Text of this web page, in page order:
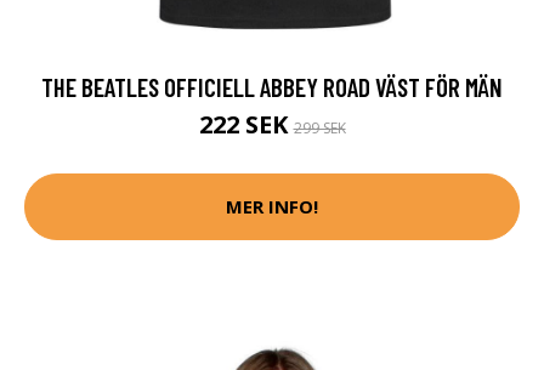
THE BEATLES OFFICIELL ABBEY ROAD VÄST FÖR MÄN
222 SEK299 SEK
MER INFO!